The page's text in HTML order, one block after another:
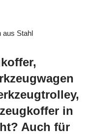
aus Stahl
in
Auch für